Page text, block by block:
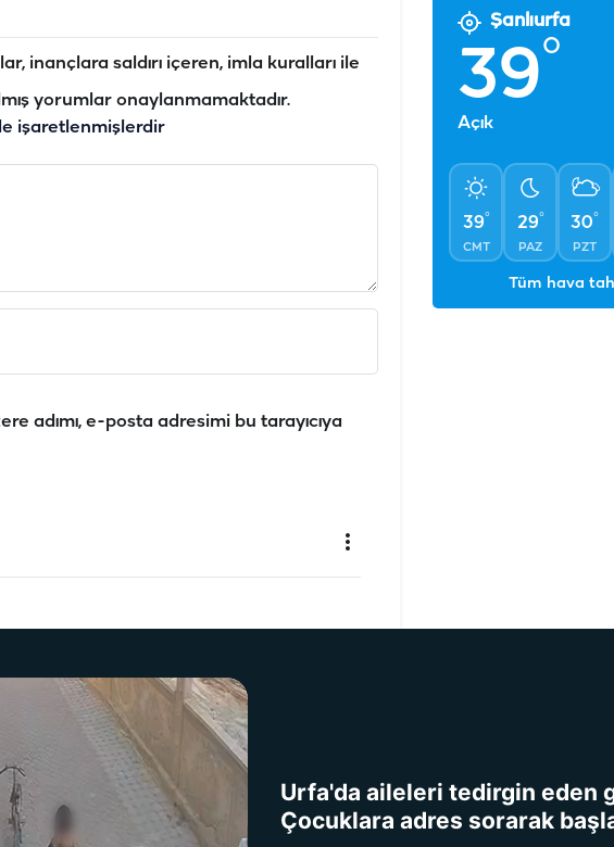
inançlara saldırı içeren, imla kuralları ile
yorumlar onaylanmamaktadır.
işaretlenmişlerdir
adımı, e-posta adresimi bu tarayıcıya
Şanlıurfa
39°
Açık
39°
CMT
29°
PAZ
30°
PZT
Tüm hava
Urfa'da aileleri tedirgin eden
Çocuklara adres sorarak